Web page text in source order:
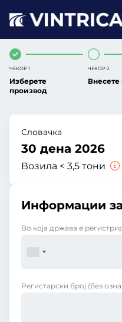
ЧЕКОР 1
Изберете
производ
ЧЕКОР 2
Внесете
Словачка
30 дена 2026
Возила < 3,5 тони
Информации
Во која држава е
Регистарски број (без